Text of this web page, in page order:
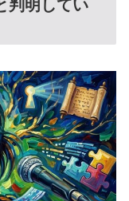
判明してい